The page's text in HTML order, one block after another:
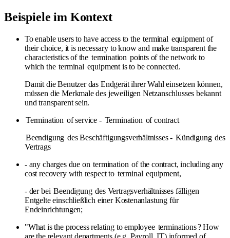
Beispiele im Kontext
To enable users to have access to the terminal equipment of
their choice, it is necessary to know and make transparent the
characteristics of the termination points of the network to
which the terminal equipment is to be connected.
Damit die Benutzer das Endgerät ihrer Wahl einsetzen können,
müssen die Merkmale des jeweiligen Netzanschlusses bekannt
und transparent sein.
Termination of service - Termination of contract
Beendigung des Beschäftigungsverhältnisses - Kündigung des
Vertrags
- any charges due on termination of the contract, including any
cost recovery with respect to terminal equipment,
- der bei Beendigung des Vertragsverhältnisses fälligen
Entgelte einschließlich einer Kostenanlastung für
Endeinrichtungen;
"What is the process relating to employee terminations? How
are the relevant departments (e.g. Payroll, IT) informed of